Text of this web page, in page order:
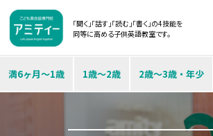
「聞く」「話す」「読む」「書く」の4技能を
同等に高める子供英語教室です。
満6ヶ月～1歳 1歳～2歳 2歳～3歳・年少